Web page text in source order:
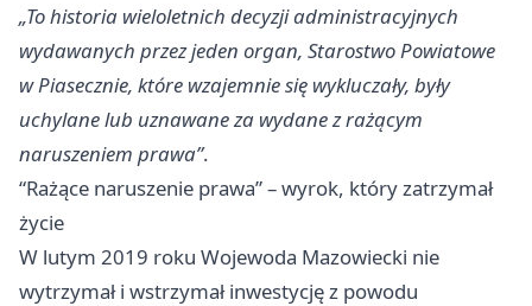
„To historia wieloletnich decyzji administracyjnych
wydawanych przez jeden organ, Starostwo Powiatowe
w Piasecznie, które wzajemnie się wykluczały, były
uchylane lub uznawane za wydane z rażącym
naruszeniem prawa”.
“Rażące naruszenie prawa” – wyrok, który zatrzymał
życie
W lutym 2019 roku Wojewoda Mazowiecki nie
wytrzymał i wstrzymał inwestycję z powodu